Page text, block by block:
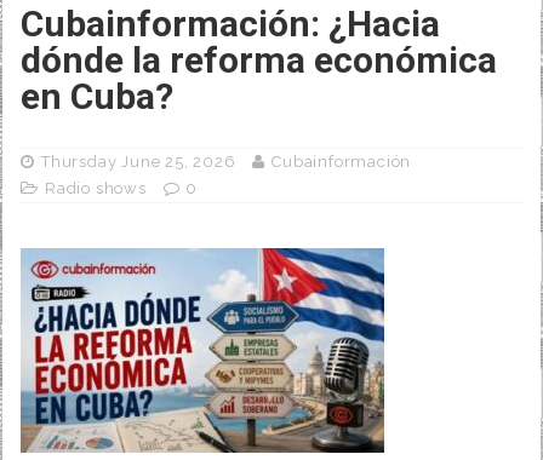
Cubainformación: ¿Hacia
dónde la reforma económica
en Cuba?
Thursday June 25, 2026
Cubainformación
Radio shows
0